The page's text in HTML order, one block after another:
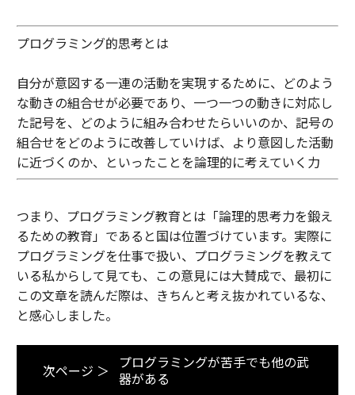
プログラミング的思考とは
自分が意図する一連の活動を実現するために、どのよう
な動きの組合せが必要であり、一つ一つの動きに対応し
た記号を、どのように組み合わせたらいいのか、記号の
組合せをどのように改善していけば、より意図した活動
に近づくのか、といったことを論理的に考えていく力
つまり、プログラミング教育とは「論理的思考力を鍛え
るための教育」であると国は位置づけています。実際に
プログラミングを仕事で扱い、プログラミングを教えて
いる私からして見ても、この意見には大賛成で、最初に
この文章を読んだ際は、きちんと考え抜かれているな、
と感心しました。
次ページ ＞
プログラミングが苦手でも他の武
器がある